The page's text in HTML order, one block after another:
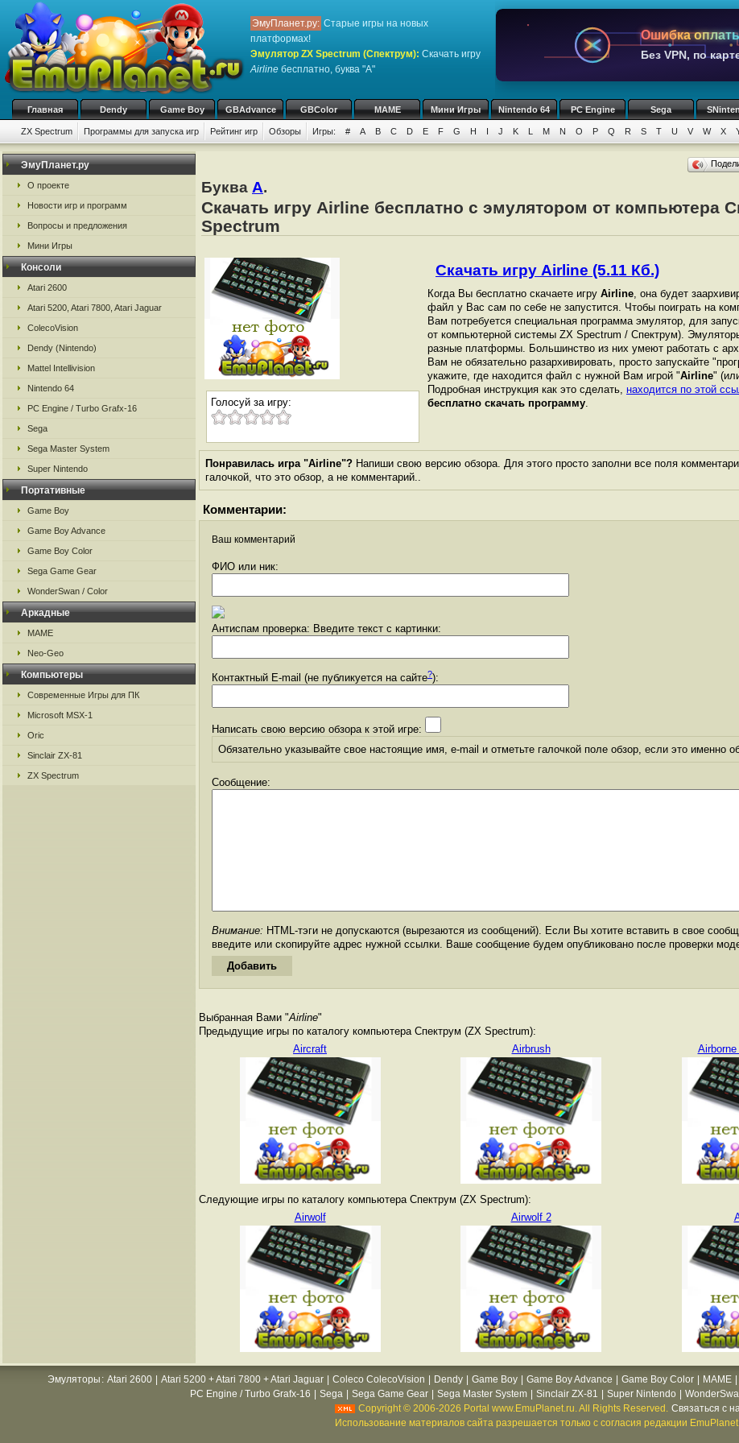
ЭмуПланет.ру: Старые игры на новых
платформах!
Эмулятор ZX Spectrum (Спектрум): Скачать игру
Airline бесплатно, буква "A"
Ошибка
Без VPN, по
Главная Dendy Game Boy GBAdvance GBColor MAME Мини Игры Nintendo 64 PC Engine Sega
ZX Spectrum Программы для запуска игр Рейтинг игр Обзоры Игры: # A B C D E F G H I J K L M N O P Q R S T U V W X
ЭмуПланет.ру
О проекте
Новости игр и программ
Вопросы и предложения
Мини Игры
Консоли
Atari 2600
Atari 5200, Atari 7800, Atari Jaguar
ColecoVision
Dendy (Nintendo)
Mattel Intellivision
Nintendo 64
PC Engine / Turbo Grafx-16
Sega
Sega Master System
Super Nintendo
Портативные
Game Boy
Game Boy Advance
Game Boy Color
Sega Game Gear
WonderSwan / Color
Аркадные
MAME
Neo-Geo
Компьютеры
Современные Игры для ПК
Microsoft MSX-1
Oric
Sinclair ZX-81
ZX Spectrum
Буква A.
Скачать игру Airline бесплатно с эмулятором от компьютера
Spectrum
Голосуй за игру:
Скачать игру Airline (5.11 Кб.)
Когда Вы бесплатно скачаете игру Airline, она будет
файл у Вас сам по себе не запустится. Чтобы поиграть на
Вам потребуется специальная программа эмулятор, для
от компьютерной системы ZX Spectrum / Спектрум).
разные платформы. Большинство из них умеют работать с
Вам не обязательно разархивировать, просто запускайте
укажите, где находится файл с нужной Вам игрой "Airline"
Подробная инструкция как это сделать, находится по этой
бесплатно скачать программу.
Понравилась игра "Airline"? Напиши свою версию обзора. Для этого просто заполни все поля
галочкой, что это обзор, а не комментарий..
Комментарии:
Ваш комментарий
ФИО или ник:
Антиспам проверка: Введите текст с картинки:
Контактный E-mail (не публикуется на сайте?):
Написать свою версию обзора к этой игре:
Обязательно указывайте свое настоящие имя, e-mail и отметьте галочкой поле обзор, если это именно
Сообщение:
Внимание: HTML-тэги не допускаются (вырезаются из сообщений). Если Вы хотите вставить в свое
введите или скопируйте адрес нужной ссылки. Ваше сообщение будем опубликовано после проверки
Выбранная Вами "Airline"
Предыдущие игры по каталогу компьютера Спектрум (ZX Spectrum):
Aircraft
Airbrush Airborne
Следующие игры по каталогу компьютера Спектрум (ZX Spectrum):
Airwolf
Airwolf 2
Эмуляторы : Atari 2600 Atari 5200 + Atari 7800 + Atari Jaguar Coleco ColecoVision Dendy Game Boy Game Boy Advance Game Boy Color MAME
PC Engine / Turbo Grafx-16
Sega Sega Game Gear Sega Master System Sinclair ZX-81 Super Nintendo
Copyright © 2006-2026 Portal www.EmuPlanet.ru. All Rights Reserved. Связаться с
Использование материалов сайта разрешается только с согласия редакции